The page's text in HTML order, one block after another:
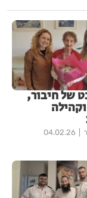
של חיבור,
04.02.26